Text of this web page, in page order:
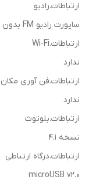
ارتباطات.رادیو
ساپورت رادیو FM بدون هندزفری
ارتباطات.Wi-Fi
ندارد
ارتباطات.فن آوری
ندارد
ارتباطات.بلوتوث
نسخه 4.1
ارتباطات.درگاه ارتباطی
microUSB v2.0